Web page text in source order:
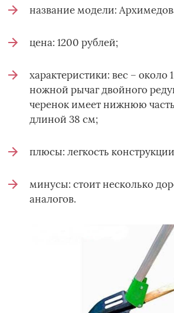
название модели:
цена: 1200 рублей;
характеристики: вес – около
ножной рычаг двойного
черенок имеет нижнюю
длиной 38 см;
плюсы: легкость
минусы: стоит несколько
аналогов.